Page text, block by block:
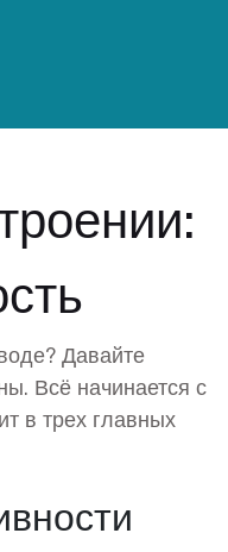
Давайте
Всё начинается с
в трех главных